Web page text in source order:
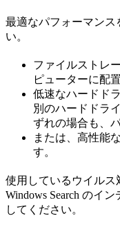
最適なパフォーマンス
い。
ファイルストレ
ピューターに配
低速なハードド
別のハードドラ
ずれの場合も、
または、高性能
す。
使用しているウイルス
Windows Search のイ
してください。